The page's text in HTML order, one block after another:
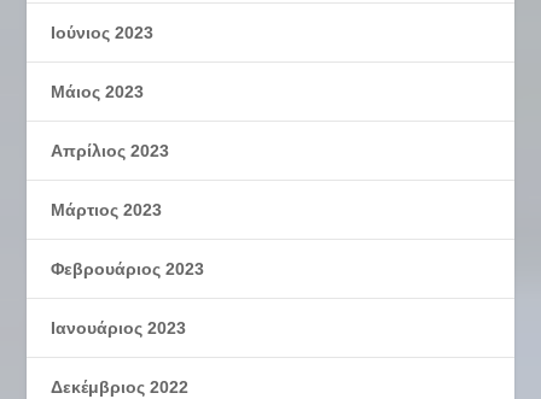
Ιούνιος 2023
Μάιος 2023
Απρίλιος 2023
Μάρτιος 2023
Φεβρουάριος 2023
Ιανουάριος 2023
Δεκέμβριος 2022